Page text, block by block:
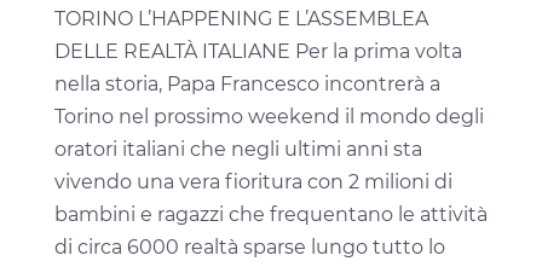
TORINO L’HAPPENING E L’ASSEMBLEA
DELLE REALTÀ ITALIANE Per la prima volta
nella storia, Papa Francesco incontrerà a
Torino nel prossimo weekend il mondo degli
oratori italiani che negli ultimi anni sta
vivendo una vera fioritura con 2 milioni di
bambini e ragazzi che frequentano le attività
di circa 6000 realtà sparse lungo tutto lo